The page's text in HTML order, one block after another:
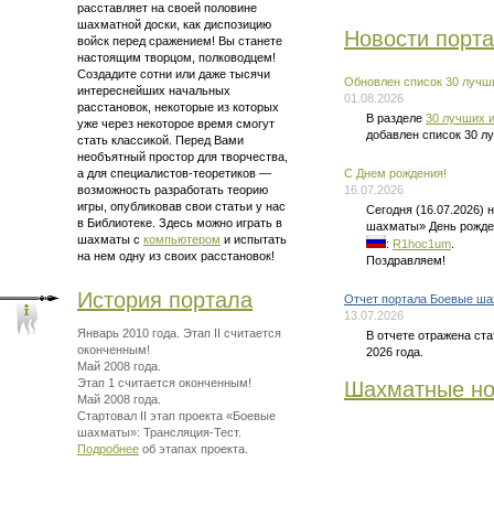
расставляет на своей половине
шахматной доски, как диспозицию
войск перед сражением! Вы станете
настоящим творцом, полководцем!
Создадите сотни или даже тысячи
интереснейших начальных
расстановок, некоторые из которых
уже через некоторое время смогут
стать классикой. Перед Вами
необъятный простор для творчества,
а для специалистов-теоретиков —
возможность разработать теорию
игры, опубликовав свои статьи у нас
в Библиотеке. Здесь можно играть в
шахматы с компьютером и испытать
на нем одну из своих расстановок!
История портала
Январь 2010 года. Этап II считается
оконченным!
Май 2008 года.
Этап 1 считается оконченным!
Май 2008 года.
Стартовал II этап проекта «Боевые
шахматы»: Трансляция-Тест.
Подробнее об этапах проекта.
Новости
Обновлен список 30
01.08.2026
В разделе 30 лучших
добавлен список 30
C Днем рождения!
16.07.2026
Сегодня (16.07.2026)
шахматы» День
: R1hoc1um
Поздравляем!
Отчет портала Боевые
13.07.2026
В отчете отражена
2026 года.
Шахматные